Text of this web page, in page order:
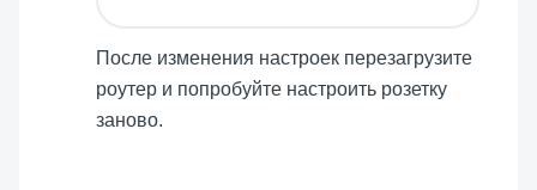
После изменения настроек перезагрузите
роутер и попробуйте настроить розетку
заново.